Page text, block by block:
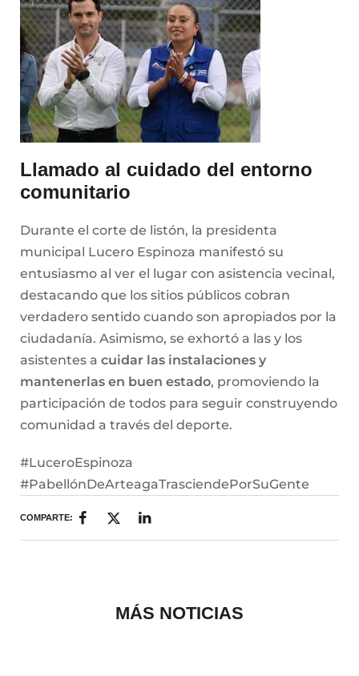
Llamado al cuidado del entorno
comunitario
Durante el corte de listón, la presidenta
municipal Lucero Espinoza manifestó su
entusiasmo al ver el lugar con asistencia vecinal,
destacando que los sitios públicos cobran
verdadero sentido cuando son apropiados por la
ciudadanía. Asimismo, se exhortó a las y los
asistentes a cuidar las instalaciones y
mantenerlas en buen estado, promoviendo la
participación de todos para seguir construyendo
comunidad a través del deporte.
#LuceroEspinoza
#PabellónDeArteagaTrasciendePorSuGente
COMPARTE:
MÁS NOTICIAS